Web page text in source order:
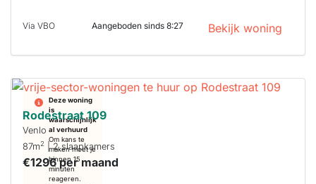
Via VBO Aangeboden sinds 8:27 Bekijk woning
Deze woning
is
waarschijnlijk
al verhuurd
Om kans te
maken moet je
binnen 15
minuten
reageren.
Rodestraat 109
Venlo
87m2 | 2 slaapkamers
€1296 per maand